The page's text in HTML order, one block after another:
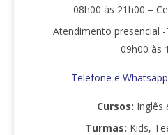
08h00 às 21h00 –
Atendimento presencial
09h00 às
Telefone e
Cursos: Inglês
Turmas: Kids,